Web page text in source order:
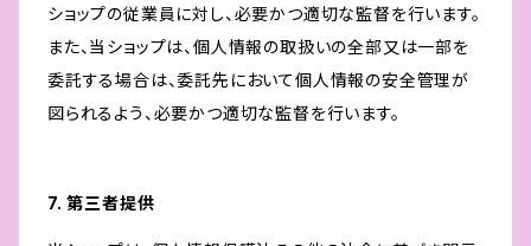
ショップの従業員に対し、必要かつ適切な監督を行います。
また、当ショップは、個人情報の取扱いの全部又は一部を
委託する場合は、委託先において個人情報の安全管理が
図られるよう、必要かつ適切な監督を行います。
7. 第三者提供